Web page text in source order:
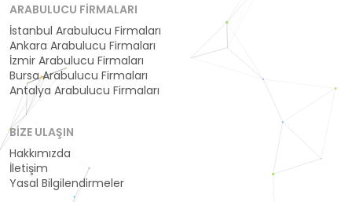
ARABULUCU FIRMALARI
İstanbul Arabulucu Firmaları
Ankara Arabulucu Firmaları
İzmir Arabulucu Firmaları
Bursa Arabulucu Firmaları
Antalya Arabulucu Firmaları
BIZE ULAŞIN
Hakkımızda
İletişim
Yasal Bilgilendirmeler